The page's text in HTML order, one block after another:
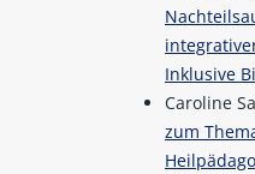
Inklusive
Caroline
zum